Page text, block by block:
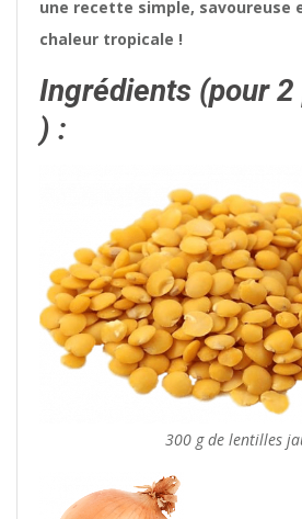
une recette simple, savoureuse
chaleur tropicale !
Ingrédients (pour
) :
300 g de lentilles